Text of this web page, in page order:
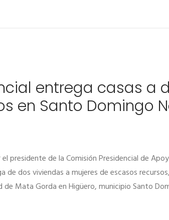
entrega casas a
en Santo Domingo
presidente de la Comisión Presidencial de
de dos viviendas a mujeres de escasos
de Mata Gorda en Higüero, municipio Santo